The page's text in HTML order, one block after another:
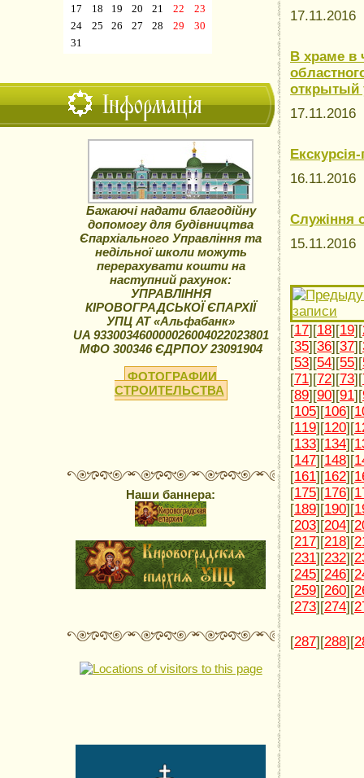
Інформація
Бажаючі надати благодійну
допомогу для будівництва
Єпархіального Управління та
недільної школи можуть
перерахувати кошти на
наступний рахунок:
УПРАВЛІННЯ
КІРОВОГРАДСЬКОЇ ЄПАРХІЇ
УПЦ АТ «Альфабанк»
UA 933003460000026004022023801
МФО 300346 ЄДРПОУ 23091904
ФОТОГРАФИИ
СТРОИТЕЛЬСТВА
Наши баннера:
17.11.2016
В храме в
открытый
17.11.2016
16.11.2016
Служіння
15.11.2016
[17][18][19][
[35][36][37][
[53][54][55][
[71][72][73][
[89][90][91][
[105][106][
[119][120][
[133][134][
[147][148][
[161][162][
[175][176][
[189][190][
[203][204][
[217][218][
[231][232][
[245][246][
[259][260][
[273][274][
[287][288][